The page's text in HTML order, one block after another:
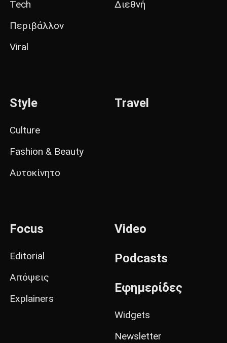
Tech
Περιβάλλον
Viral
Διεθνή
Style
Culture
Fashion & Beauty
Αυτοκίνητο
Travel
Focus
Editorial
Απόψεις
Explainers
Video
Podcasts
Εφημερίδες
Widgets
Newsletter